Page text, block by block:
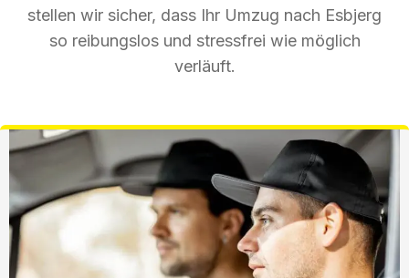
stellen wir sicher, dass Ihr Umzug nach Esbjerg
so reibungslos und stressfrei wie möglich
verläuft.